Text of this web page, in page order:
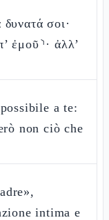
σοι·
ἐμοῦ⸃· ἀλλ’
a te:
non ciò che
intima e